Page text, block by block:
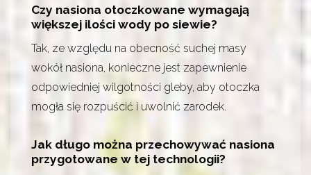
Czy nasiona otoczkowane wymagają
większej ilości wody po siewie?
Tak, ze względu na obecność suchej masy
wokół nasiona, konieczne jest zapewnienie
odpowiedniej wilgotności gleby, aby otoczka
mogła się rozpuścić i uwolnić zarodek.
Jak długo można przechowywać nasiona
przygotowane w tej technologii?